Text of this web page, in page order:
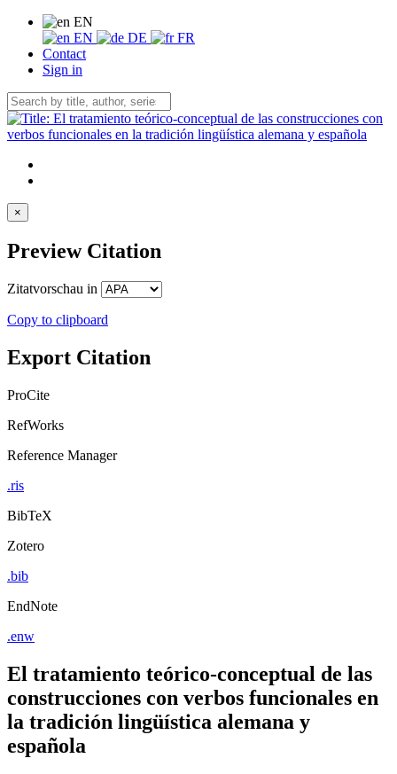
EN
EN
DE
FR
Contact
Sign in
construcciones con verbos funcionales en
la tradición lingüística alemana y
española